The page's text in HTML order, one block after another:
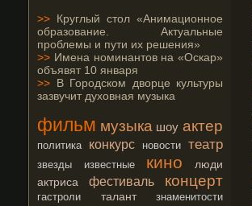
>> Круглый стол «Анимационное
образование. Актуальные
проблемы и пути их решения»
>> Имена номинантов на «Оскар»
объявят 10 января
>> В Городском дворце культуры
зазвучит духовная музыка
фильм музыка шоу актер
политика конкурс новости театр
звезды известные кино
люди
актриса
фестиваль концерт
гастроли талант
знаменитости